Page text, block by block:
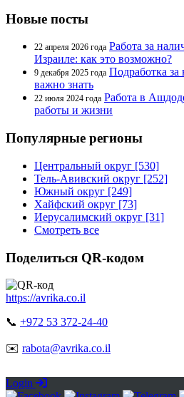
Новые посты
22 апреля 2026 года Работа за
Израиле: как это возможно?
9 декабря 2025 года Подработка
важно знать
22 июля 2024 года Работа в
работы и жизни
Популярные регионы
Центральный округ [530]
Тель-Авивский округ [252]
Южный округ [249]
Хайфский округ [73]
Иерусалимский округ [31]
Смотреть все
Поделиться QR-кодом
https://avrika.co.il
📞 +972 53 372-24-40
✉️ rabota@avrika.co.il
Login